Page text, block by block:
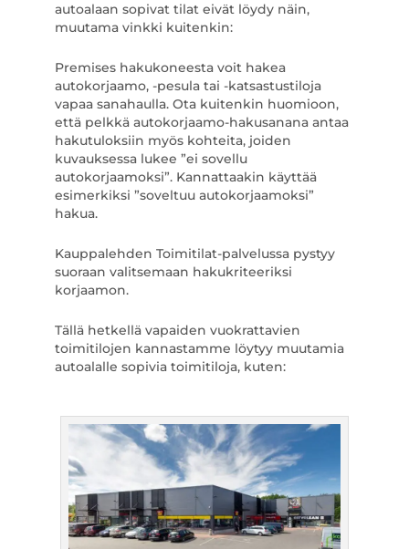
autoalaan sopivat tilat eivät löydy näin,
muutama vinkki kuitenkin:
Premises hakukoneesta voit hakea
autokorjaamo, -pesula tai -katsastustiloja
vapaa sanahaulla. Ota kuitenkin huomioon,
että pelkkä autokorjaamo-hakusanana antaa
hakutuloksiin myös kohteita, joiden
kuvauksessa lukee ”ei sovellu
autokorjaamoksi”. Kannattaakin käyttää
esimerkiksi ”soveltuu autokorjaamoksi”
hakua.
Kauppalehden Toimitilat-palvelussa pystyy
suoraan valitsemaan hakukriteeriksi
korjaamon.
Tällä hetkellä vapaiden vuokrattavien
toimitilojen kannastamme löytyy muutamia
autoalalle sopivia toimitiloja, kuten: